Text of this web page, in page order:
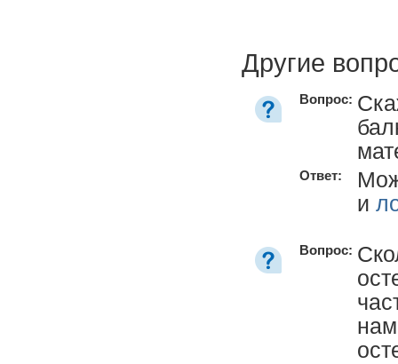
Другие
Вопрос:
Ответ:
и
Вопрос: